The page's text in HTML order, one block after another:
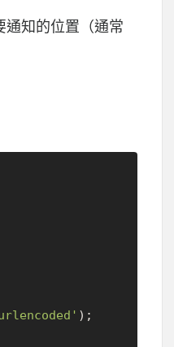
通知的位置（通常
);